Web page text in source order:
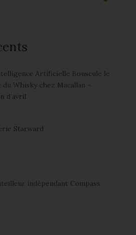
Artificielle Bouscule le
du Whisky chez Macallan –
d’avril
Starward
indépendant Compass